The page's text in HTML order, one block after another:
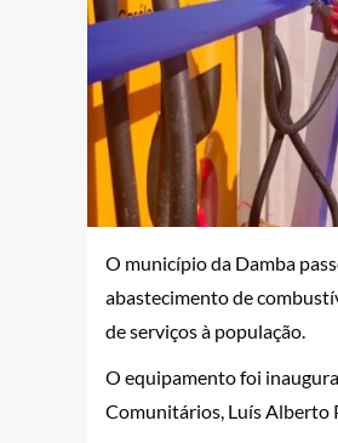
O município da Damba
abastecimento de
de serviços à população.
O equipamento foi
Comunitários, Luís Alberto